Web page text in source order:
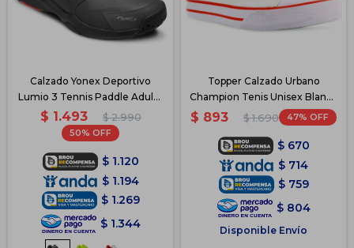
Calzado Yonex Deportivo
Lumio 3 Tennis Paddle Adulto
- Gris
$ 1.493 $ 2.990
50
$ 1.120
$ 1.194
$ 1.269
$ 1.344
Topper Calzado Urbano
Champion Tenis Unisex Blanco
- Blanco
$ 893 $ 1.690 47
$ 670
$ 714
$ 759
$ 804
Disponible Envío